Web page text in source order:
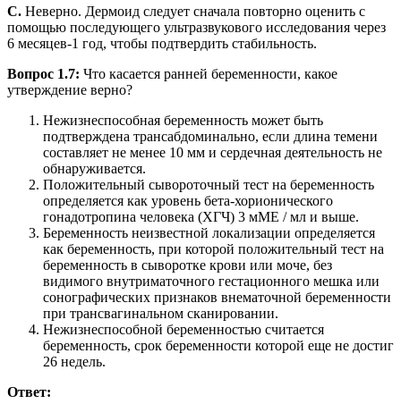
C. Неверно. Дермоид следует сначала повторно оценить с
помощью последующего ультразвукового исследования через
6 месяцев-1 год, чтобы подтвердить стабильность.
Вопрос 1.7: Что касается ранней беременности, какое
утверждение верно?
Нежизнеспособная беременность может быть
подтверждена трансабдоминально, если длина темени
составляет не менее 10 мм и сердечная деятельность не
обнаруживается.
Положительный сывороточный тест на беременность
определяется как уровень бета-хорионического
гонадотропина человека (ХГЧ) 3 мМЕ / мл и выше.
Беременность неизвестной локализации определяется
как беременность, при которой положительный тест на
беременность в сыворотке крови или моче, без
видимого внутриматочного гестационного мешка или
сонографических признаков внематочной беременности
при трансвагинальном сканировании.
Нежизнеспособной беременностью считается
беременность, срок беременности которой еще не достиг
26 недель.
Ответ: